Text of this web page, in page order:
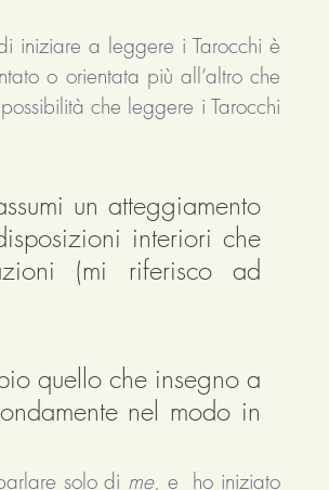
iniziare a leggere i Tarocchi è
o orientata più all’altro che
che leggere i Tarocchi
un atteggiamento
interiori che
(mi riferisco ad
quello che insegno a
nel modo in
solo di me, e  ho iniziato